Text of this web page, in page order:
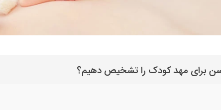
برای مهد کودک را تشخیص دهیم؟